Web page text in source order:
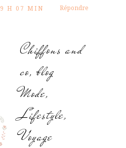
9 H 07 MIN
Répondre
Chiffons and
co, blog
Mode,
Lifestyle,
Voyage